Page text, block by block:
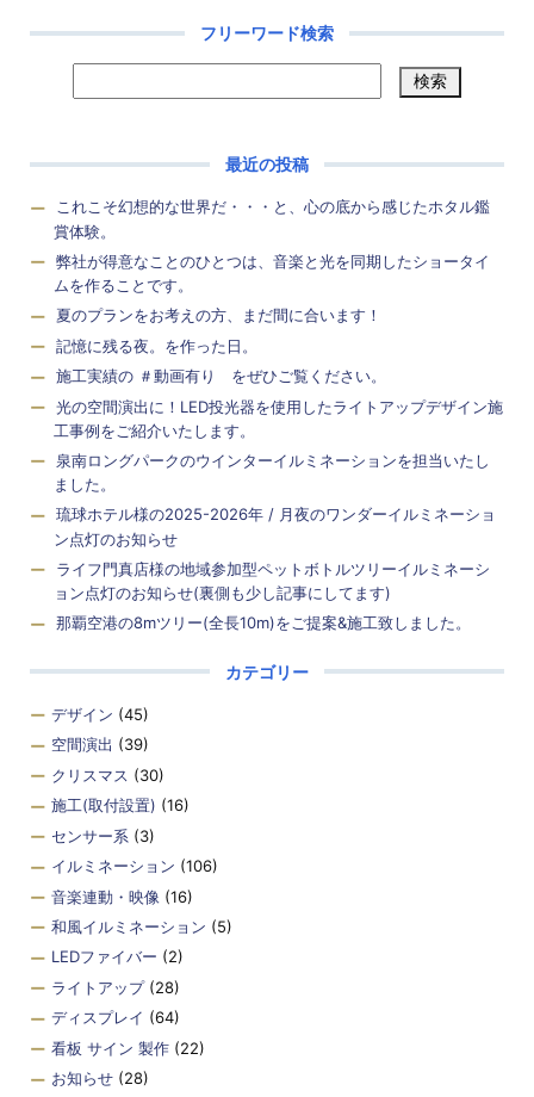
フリーワード検索
最近の投稿
これこそ幻想的な世界だ・・・と、心の底から感じたホタル鑑
賞体験。
弊社が得意なことのひとつは、音楽と光を同期したショータイ
ムを作ることです。
夏のプランをお考えの方、まだ間に合います！
記憶に残る夜。を作った日。
施工実績の ＃動画有り をぜひご覧ください。
光の空間演出に！LED投光器を使用したライトアップデザイン施
工事例をご紹介いたします。
泉南ロングパークのウインターイルミネーションを担当いたし
ました。
琉球ホテル様の2025-2026年 / 月夜のワンダーイルミネーショ
ン点灯のお知らせ
ライフ門真店様の地域参加型ペットボトルツリーイルミネーシ
ョン点灯のお知らせ(裏側も少し記事にしてます)
那覇空港の8mツリー(全長10m)をご提案&施工致しました。
カテゴリー
デザイン (45)
空間演出 (39)
クリスマス (30)
施工(取付設置) (16)
センサー系 (3)
イルミネーション (106)
音楽連動・映像 (16)
和風イルミネーション (5)
LEDファイバー (2)
ライトアップ(28)
ディスプレイ (64)
看板 サイン 製作 (22)
お知らせ (28)